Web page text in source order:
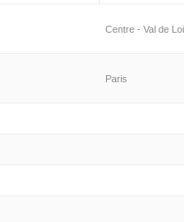
Centre - Val de
Paris